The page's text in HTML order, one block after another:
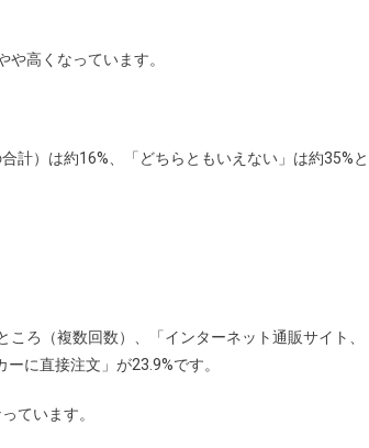
高くなっています。
計）は約16%、「どちらともいえない」は約35%と
ろ（複数回数）、「インターネット通販サイト、
に直接注文」が23.9%です。
ています。